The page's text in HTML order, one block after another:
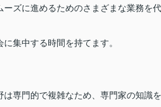
ズに進めるためのさまざまな業務を代
集中する時間を持てます。
専門的で複雑なため、専門家の知識を